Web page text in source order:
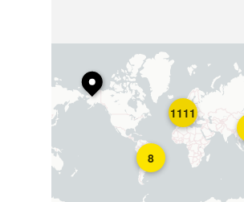
8
1111